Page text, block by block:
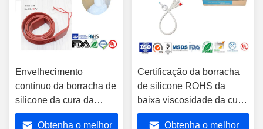
Envelhecimento
contínuo da borracha de
silicone da cura da
platina anti para o
Obtenha o melhor
Certificação da borracha
de silicone ROHS da
baixa viscosidade da cura
de Platium para
Obtenha o melhor